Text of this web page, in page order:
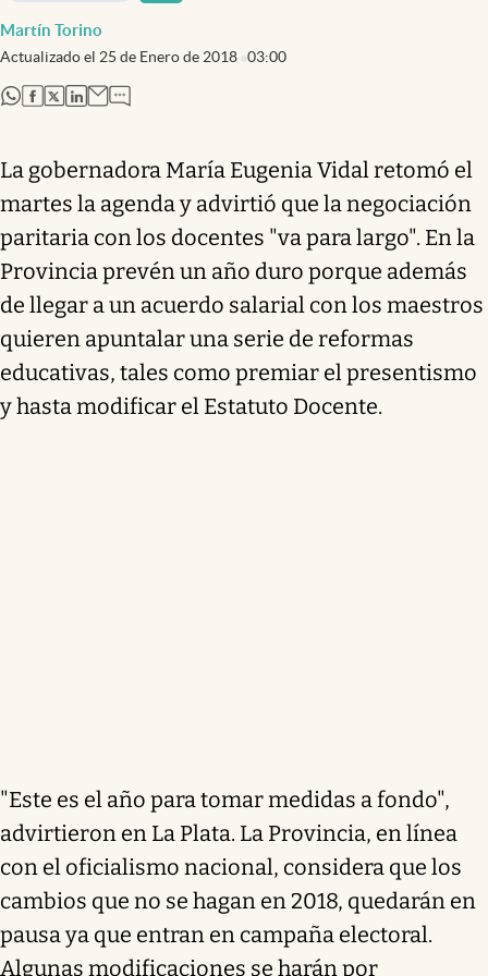
Martín Torino
Actualizado el 25 de Enero de 2018 03:00
abre en nueva pestaña
abre en nueva pestaña
abre en nueva pestaña
abre en nueva pestaña
La gobernadora María Eugenia Vidal retomó el
martes la agenda y advirtió que la negociación
paritaria con los docentes "va para largo". En la
Provincia prevén un año duro porque además
de llegar a un acuerdo salarial con los maestros
quieren apuntalar una serie de reformas
educativas, tales como premiar el presentismo
y hasta modificar el Estatuto Docente.
"Este es el año para tomar medidas a fondo",
advirtieron en La Plata. La Provincia, en línea
con el oficialismo nacional, considera que los
cambios que no se hagan en 2018, quedarán en
pausa ya que entran en campaña electoral.
Algunas modificaciones se harán por